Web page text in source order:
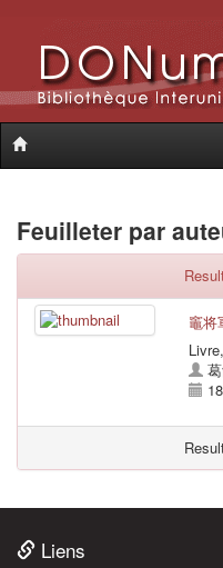
Feuilleter par
竈将
Liens